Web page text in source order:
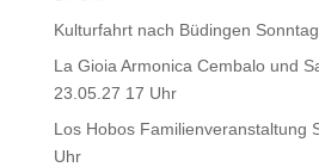
Kulturfahrt nach Büdingen
La Gioia Armonica Cembalo und
23.05.27 17 Uhr
Los Hobos Familienveranstaltung
Uhr